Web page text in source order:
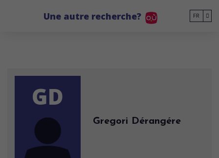
Une autre recherche? FR
GD
Gregori Dérangére